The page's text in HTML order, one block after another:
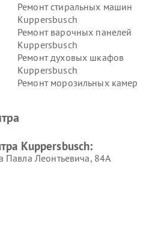
Ремонт стиральных машин
Kuppersbusch
Ремонт варочных панелей
Kuppersbusch
Ремонт духовых шкафов
Kuppersbusch
Ремонт морозильных камер
вакуумных упаковщиков
Kuppersbusch:
Павла Леонтьевича, 84А